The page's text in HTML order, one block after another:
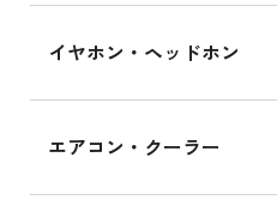
イヤホン・ヘッドホン
エアコン・クーラー